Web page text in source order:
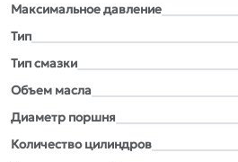
Максимальное давление
Тип
Тип смазки
Объем масла
Диаметр поршня
Количество цилиндров